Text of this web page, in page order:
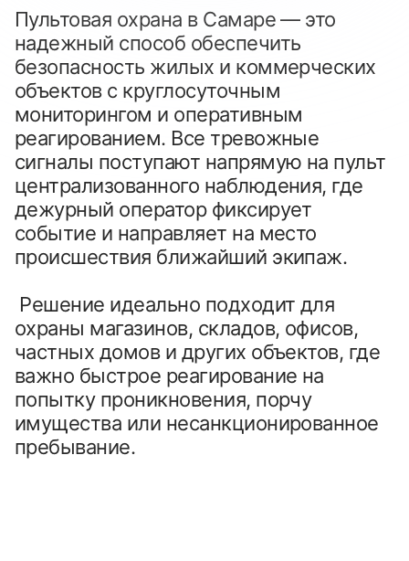
Пультовая охрана в Самаре — это
надежный способ обеспечить
безопасность жилых и коммерческих
объектов с круглосуточным
мониторингом и оперативным
реагированием. Все тревожные
сигналы поступают напрямую на пульт
централизованного наблюдения, где
дежурный оператор фиксирует
событие и направляет на место
происшествия ближайший экипаж.
охраны магазинов, складов, офисов,
частных домов и других объектов, где
важно быстрое реагирование на
попытку проникновения, порчу
имущества или несанкционированное
пребывание.